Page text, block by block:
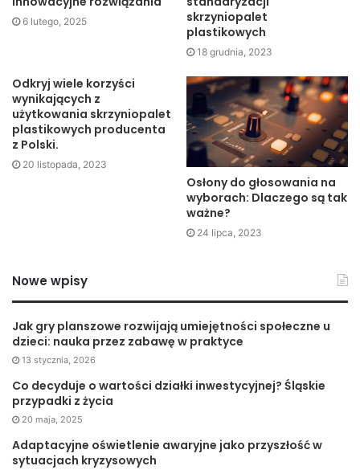
Zdrowia Publicznego (PZH). Palety przemysłu
spożywczego wykonane są najczęściej z najwyższej
wyposażonego w specjalną powłokę neutralną przy
kontakcie z żywnością. Konstrukcja takich palet ma
również mniej zagięć i elementów wrębowych, co ułatwia
mycie i czyszczenie.
6 lutego, 2025
skrzyniopalet
plastikowych
18 grudnia, 2023
Odkryj wiele korzyści
wynikających z
użytkowania skrzyniopalet
plastikowych producenta
z Polski.
20 listopada, 2023
Osłony do głosowania na
wyborach: Dlaczego są tak
ważne?
24 lipca, 2023
Nowe wpisy
Jak gry planszowe rozwijają umiejętności społeczne u
dzieci: nauka przez zabawę w praktyce
13 stycznia, 2026
Co decyduje o wartości działki inwestycyjnej? Śląskie
przypadki z życia
20 maja, 2025
Adaptacyjne oświetlenie awaryjne jako przyszłość w
sytuacjach kryzysowych